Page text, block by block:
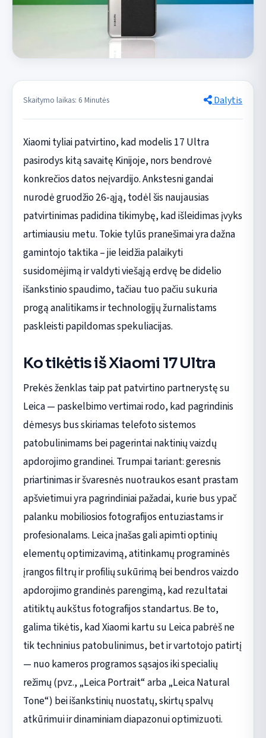
Skaitymo laikas: 6 Minutės Dalytis
Xiaomi tyliai patvirtino, kad modelis 17 Ultra
pasirodys kitą savaitę Kinijoje, nors bendrovė
konkrečios datos neįvardijo. Ankstesni gandai
nurodė gruodžio 26‑ąją, todėl šis naujausias
patvirtinimas padidina tikimybę, kad išleidimas įvyks
artimiausiu metu. Tokie tylūs pranešimai yra dažna
gamintojo taktika – jie leidžia palaikyti
susidomėjimą ir valdyti viešąją erdvę be didelio
išankstinio spaudimo, tačiau tuo pačiu sukuria
progą analitikams ir technologijų žurnalistams
paskleisti papildomas spekuliacijas.
Ko tikėtis iš Xiaomi 17 Ultra
Prekės ženklas taip pat patvirtino partnerystę su
Leica — paskelbimo vertimai rodo, kad pagrindinis
dėmesys bus skiriamas telefoto sistemos
patobulinimams bei pagerintai naktinių vaizdų
apdorojimo grandinei. Trumpai tariant: geresnis
priartinimas ir švaresnės nuotraukos esant prastam
apšvietimui yra pagrindiniai pažadai, kurie bus ypač
palanku mobiliosios fotografijos entuziastams ir
profesionalams. Leica įnašas gali apimti optinių
elementų optimizavimą, atitinkamų programinės
įrangos filtrų ir profilių sukūrimą bei bendros vaizdo
apdorojimo grandinės parengimą, kad rezultatai
atitiktų aukštus fotografijos standartus. Be to,
galima tikėtis, kad Xiaomi kartu su Leica pabrėš ne
tik techninius patobulinimus, bet ir vartotojo patirtį
— nuo kameros programos sąsajos iki specialių
režimų (pvz., „Leica Portrait“ arba „Leica Natural
Tone“) bei išankstinių nuostatų, skirtų spalvų
atkūrimui ir dinaminiam diapazonui optimizuoti.